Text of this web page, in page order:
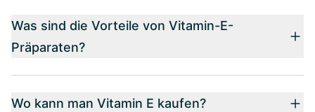
Was sind die Vorteile von Vitamin-E-
Präparaten?
Wo kann man Vitamin E kaufen?